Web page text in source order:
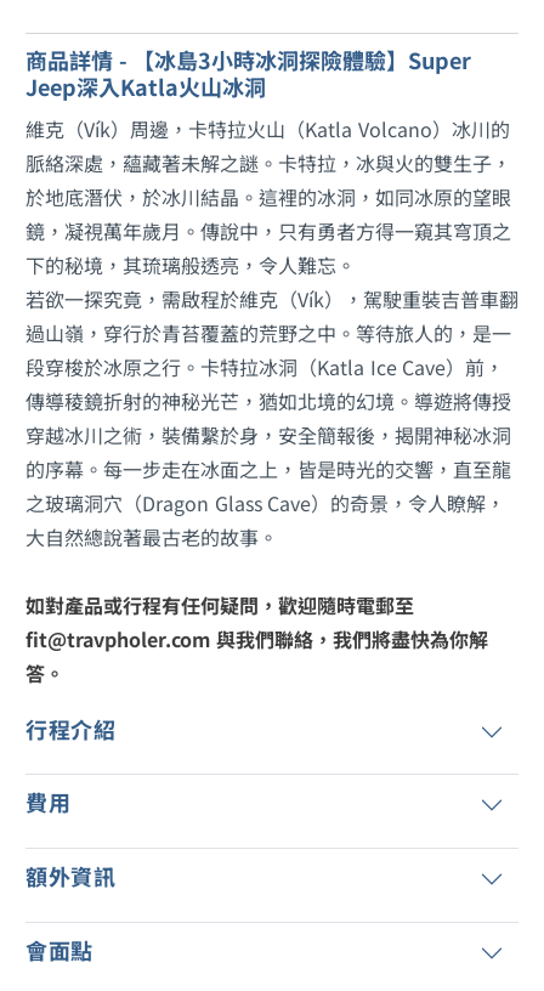
商品詳情 - 【冰島3小時冰洞探險體驗】Super
Jeep深入Katla火山冰洞
維克（Vík）周邊，卡特拉火山（Katla Volcano）冰川的
脈絡深處，蘊藏著未解之謎。卡特拉，冰與火的雙生子，
於地底潛伏，於冰川結晶。這裡的冰洞，如同冰原的望眼
鏡，凝視萬年歲月。傳說中，只有勇者方得一窺其穹頂之
下的秘境，其琉璃般透亮，令人難忘。
若欲一探究竟，需啟程於維克（Vík），駕駛重裝吉普車翻
過山嶺，穿行於青苔覆蓋的荒野之中。等待旅人的，是一
段穿梭於冰原之行。卡特拉冰洞（Katla Ice Cave）前，
傳導稜鏡折射的神秘光芒，猶如北境的幻境。導遊將傳授
穿越冰川之術，裝備繫於身，安全簡報後，揭開神秘冰洞
的序幕。每一步走在冰面之上，皆是時光的交響，直至龍
之玻璃洞穴（Dragon Glass Cave）的奇景，令人瞭解，
大自然總說著最古老的故事。
如對產品或行程有任何疑問，歡迎隨時電郵至
fit@travpholer.com 與我們聯絡，我們將盡快為你解
答。
行程介紹
費用
額外資訊
會面點